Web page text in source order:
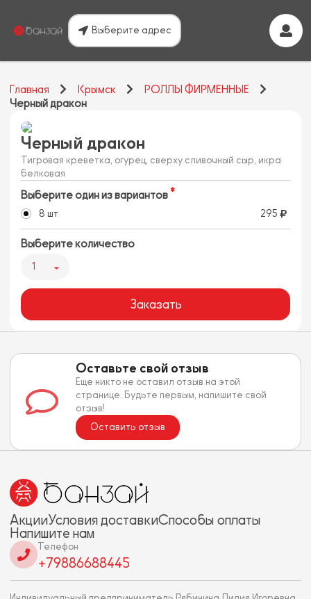
Выберите адрес
Главная Крымск
РОЛЛЫ ФИРМЕННЫЕ
Черный дракон
Черный дракон
Тигровая креветка, огурец, сверху сливочный сыр, икра
белковая
Выберите один из вариантов
8 шт 295
Выберите количество
1
Заказать
Оставьте свой отзыв
Еще никто не оставил отзыв на этой
странице. Будьте первым, напишите свой
отзыв!
Оставить отзыв
АкцииУсловия доставкиСпособы оплаты
Напишите нам
Телефон
+79886688445